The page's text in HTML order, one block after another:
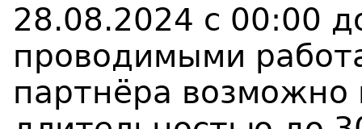
28.08.2024 с 00:00
проводимыми
партнёра возможно